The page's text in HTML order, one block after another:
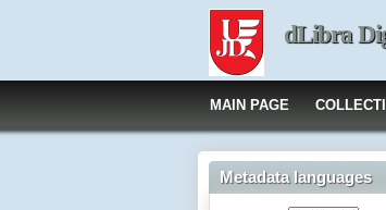
dLibra
MAIN PAGE
Metadata languages